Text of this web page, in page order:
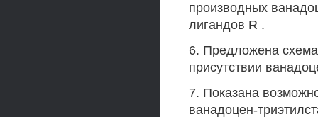
производных
лигандов R .
6. Предложена схема
присутствии
7. Показана
ванадоцен-